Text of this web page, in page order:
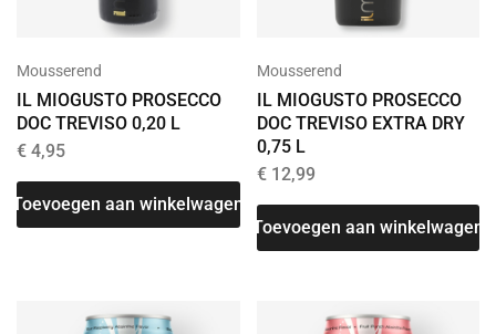
Mousserend
IL MIOGUSTO PROSECCO
DOC TREVISO 0,20 L
€ 4,95
Toevoegen aan winkelwagen
Mousserend
IL MIOGUSTO PROSECCO
DOC TREVISO EXTRA DRY
0,75 L
€12,99
Toevoegen aan winkelwagen